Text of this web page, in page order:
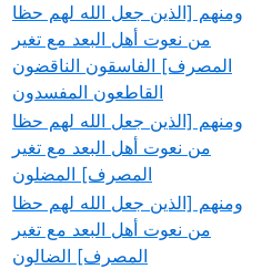
ومنهم [الذين جعل الله لهم حظا
من نعوت أهل البعد مع تغير
المصرف] الفاسقون الناقضون
القاطعون المفسدون
ومنهم [الذين جعل الله لهم حظا
من نعوت أهل البعد مع تغير
المصرف] المضلون
ومنهم [الذين جعل الله لهم حظا
من نعوت أهل البعد مع تغير
المصرف] الضالون